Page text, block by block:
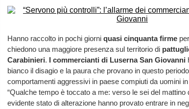
Hanno raccolto in pochi giorni quasi cinquanta firme
chiedono una maggiore presenza sul territorio di
Carabinieri. I commercianti di Luserna San Giovanni
bianco il disagio e la paura che provano in questo
comportamenti aggressivi in paese compiuti da uomini
“Qualche tempo è toccato a me: verso le sei del mattino
evidente stato di alterazione hanno provato entrare in